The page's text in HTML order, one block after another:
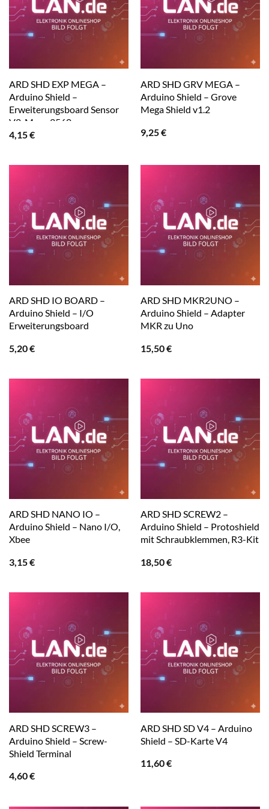
ARD SHD EXP MEGA –
Arduino Shield –
Erweiterungsboard Sensor
V2, Mega 2560
4,15€
ARD SHD GRV MEGA –
Arduino Shield – Grove
Mega Shield v1.2
9,25€
ARD SHD IO BOARD –
Arduino Shield – I/O
Erweiterungsboard
5,20€
ARD SHD MKR2UNO –
Arduino Shield – Adapter
MKR zu Uno
15,50€
ARD SHD NANO IO –
Arduino Shield – Nano I/O,
Xbee
3,15€
ARD SHD SCREW2 –
Arduino Shield – Protoshield
mit Schraubklemmen, R3-Kit
18,50€
ARD SHD SCREW3 –
Arduino Shield – Screw-
Shield Terminal
4,60€
ARD SHD SD V4 – Arduino
Shield – SD-Karte V4
11,60€